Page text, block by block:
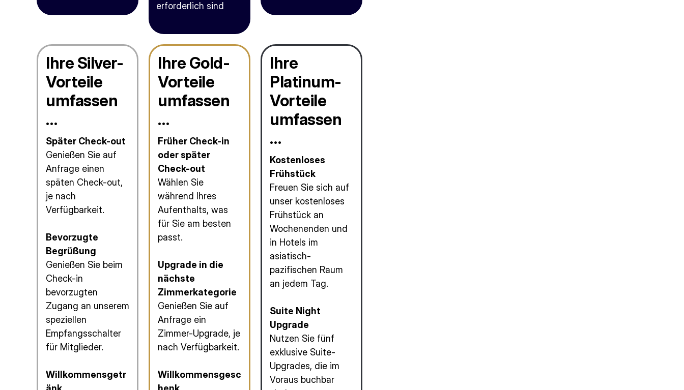
erforderlich sind
Ihre Silver-
Vorteile
umfassen
…
Später Check-out
Genießen Sie auf
Anfrage einen
späten Check-out,
je nach
Verfügbarkeit.
Bevorzugte
Begrüßung
Genießen Sie beim
Check-in
bevorzugten
Zugang an unserem
speziellen
Empfangsschalter
für Mitglieder.
Willkommensgetr
Ihre Gold-
Vorteile
umfassen
…
Früher Check-in
oder später
Check-out
Wählen Sie
während Ihres
Aufenthalts, was
für Sie am besten
passt.
Upgrade in die
nächste
Zimmerkategorie
Genießen Sie auf
Anfrage ein
Zimmer-Upgrade, je
nach Verfügbarkeit.
Willkommensgesc
Ihre
Platinum-
Vorteile
umfassen
…
Kostenloses
Frühstück
Freuen Sie sich auf
unser kostenloses
Frühstück an
Wochenenden und
in Hotels im
asiatisch-
pazifischen Raum
an jedem Tag.
Suite Night
Upgrade
Nutzen Sie fünf
exklusive Suite-
Upgrades, die im
Voraus buchbar